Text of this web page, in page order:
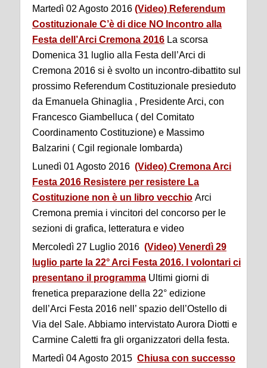
Martedì 02 Agosto 2016 (Video) Referendum
Costituzionale C’è di dice NO Incontro alla
Festa dell’Arci Cremona 2016 La scorsa
Domenica 31 luglio alla Festa dell’Arci di
Cremona 2016 si è svolto un incontro-dibattito sul
prossimo Referendum Costituzionale presieduto
da Emanuela Ghinaglia , Presidente Arci, con
Francesco Giambelluca ( del Comitato
Coordinamento Costituzione) e Massimo
Balzarini ( Cgil regionale lombarda)
Lunedì 01 Agosto 2016 (Video) Cremona Arci
Festa 2016 Resistere per resistere La
Costituzione non è un libro vecchio Arci
Cremona premia i vincitori del concorso per le
sezioni di grafica, letteratura e video
Mercoledì 27 Luglio 2016 (Video) Venerdì 29
luglio parte la 22° Arci Festa 2016. I volontari ci
presentano il programma Ultimi giorni di
frenetica preparazione della 22° edizione
dell’Arci Festa 2016 nell’ spazio dell’Ostello di
Via del Sale. Abbiamo intervistato Aurora Diotti e
Carmine Caletti fra gli organizzatori della festa.
Martedì 04 Agosto 2015 Chiusa con successo